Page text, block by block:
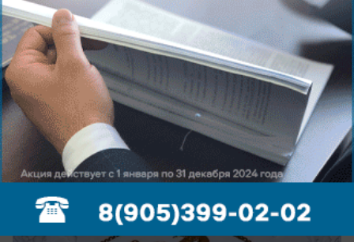
сегодня в 10:30
Общество
Гороскоп на 9 августа: Овнов ждёт
неожиданное признание, а Тельцов —
денежный сюрприз
Звезды шепчут